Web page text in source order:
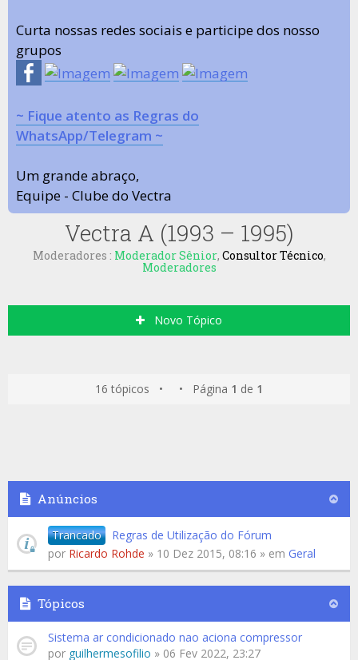
Curta nossas redes sociais e participe dos nosso
grupos
~ Fique atento as Regras do
WhatsApp/Telegram ~
Um grande abraço,
Equipe - Clube do Vectra
Vectra A (1993 – 1995)
Moderadores : Moderador Sênior, Consultor Técnico,
Moderadores
Novo Tópico
16 tópicos • • Página 1 de 1
Anúncios
Trancado
Regras de Utilização do Fórum
por Ricardo Rohde » 10 Dez 2015, 08:16 » em Geral
Tópicos
Sistema ar condicionado nao aciona compressor
por guilhermesofilio » 06 Fev 2022, 23:27